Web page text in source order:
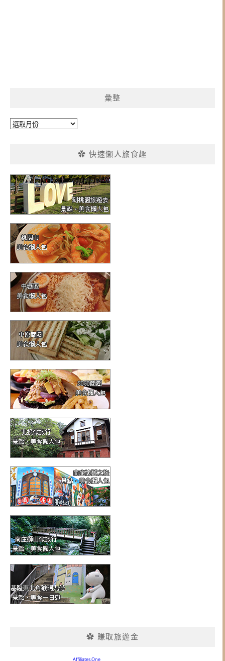
彙整
彙
✿ 快速懶人旅食趣
✿ 賺取旅遊金